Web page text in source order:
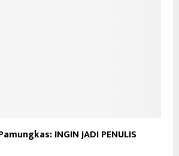
INGIN JADI PENULIS